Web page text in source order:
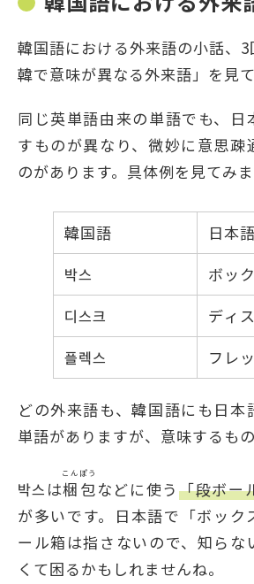
韓国語における外来語の小話、
韓で意味が異なる外来語」を見て
同じ英単語由来の単語でも、日
すものが異なり、微妙に意思疎
のがあります。具体例を見てみま
韓国語
日本語
박스
ボッ
디스크
ディ
플렉스
フレ
どの外来語も、韓国語にも日本
単語がありますが、意味するもの
박스は梱包
こんぽう
などに使う 「段ボー
が多いです。日本語で「ボック
ール箱は指さないので、知らな
くて困るかもしれませんね。